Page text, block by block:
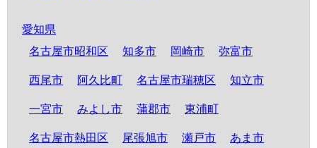
愛知県
名古屋市昭和区
知多市 岡崎市 弥富市
西尾市 阿久比町 名古屋市瑞穂区 知立市
一宮市 みよし市 蒲郡市 東浦町
名古屋市熱田区 尾張旭市 瀬戸市 あま市